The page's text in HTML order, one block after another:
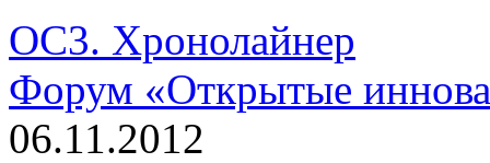
ОС3. Хронолайнер
Форум «Открытые
06.11.2012